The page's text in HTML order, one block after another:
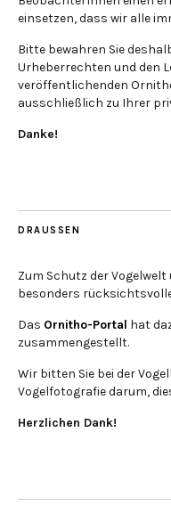
einsetzen, dass wir alle
Bitte bewahren Sie
Urheberrechten und den
veröffentlichenden
ausschließlich zu Ihrer
Danke!
DRAUSSEN
Zum Schutz der
besonders
Das Ornitho-Portal hat
zusammengestellt.
Wir bitten Sie bei der
Vogelfotografie darum,
Herzlichen Dank!